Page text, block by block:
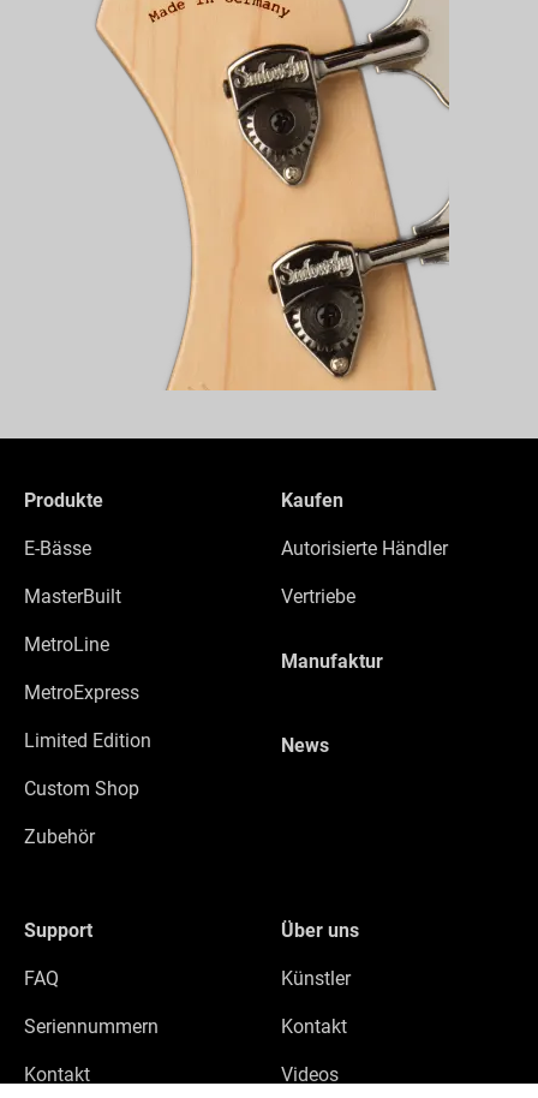
Produkte
E-Bässe
MasterBuilt
MetroLine
MetroExpress
Limited Edition
Custom Shop
Zubehör
Kaufen
Autorisierte Händler
Vertriebe
Manufaktur
News
Support
FAQ
Seriennummern
Kontakt
Über uns
Künstler
Kontakt
Videos